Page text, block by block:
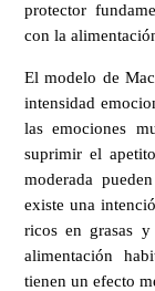
protector
con la
El modelo de
intensidad
las emociones
suprimir el
moderada
existe una
ricos en grasas
alimentación
tienen un efecto